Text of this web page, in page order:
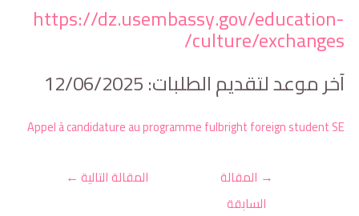
https://dz.usembassy.gov/education-
culture/exchanges/
آخر موعد لتقديم الطلبات: 12/06/2025
Appel à candidature au programme fulbright foreign student SE
→المقالة
السابقة
المقالة التالية←